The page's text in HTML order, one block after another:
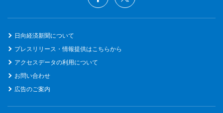
日向経済新聞について
プレスリリース・情報提供はこちらから
アクセスデータの利用について
お問い合わせ
広告のご案内